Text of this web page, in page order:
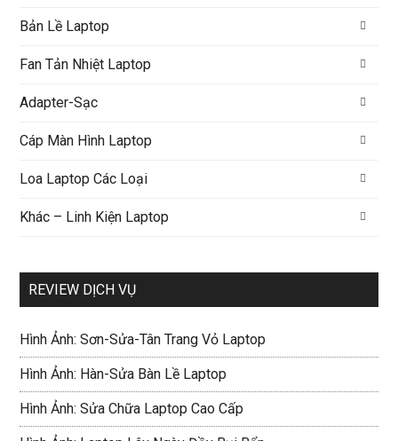
Bản Lề Laptop
Fan Tản Nhiệt Laptop
Adapter-Sạc
Cáp Màn Hình Laptop
Loa Laptop Các Loại
Khác – Linh Kiện Laptop
REVIEW DỊCH VỤ
Hình Ảnh: Sơn-Sửa-Tân Trang Vỏ Laptop
Hình Ảnh: Hàn-Sửa Bàn Lề Laptop
Hình Ảnh: Sửa Chữa Laptop Cao Cấp